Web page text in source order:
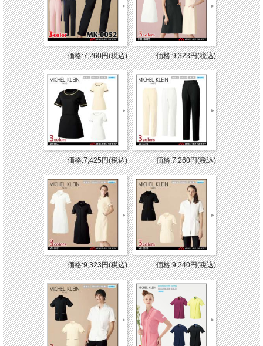
価格:7,260円(税込) 価格:9,323円(税込)
価格:7,425円(税込) 価格:7,260円(税込)
価格:9,323円(税込) 価格:9,240円(税込)